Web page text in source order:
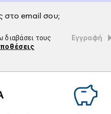
στοemail σου;
τους
Εγγραφή